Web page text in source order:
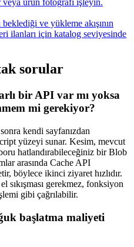
ve yükleme akışının
ilanları için katalog seviyesinde
sorular
bir API var mı yoksa
mi gerekiyor?
kendi sayfanızdan
yüzeyi sunar. Kesim, mevcut
hatlandırabileceğiniz bir Blob
arasında Cache API
böylece ikinci ziyaret hızlıdır.
sıkışması gerekmez, fonksiyon
gibi çağrılabilir.
başlatma maliyeti